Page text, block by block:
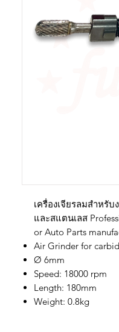
เครื่องเจียรลมสำหรั
และสแตนเลส
or Auto Parts
Air Grinder for
Ø 6mm
Speed: 18000 rpm
Length: 180mm
Weight: 0.8kg